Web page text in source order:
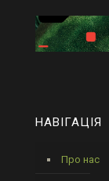
НАВІГАЦІЯ
Про нас